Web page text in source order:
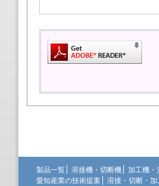
製品一覧 溶接機・切断機 加工機・
愛知産業の技術提案
溶接・切断・加